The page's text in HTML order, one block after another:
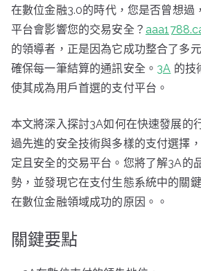
在數位金融3.0的時代，您是否曾想過
平台會影響您的交易安全？
的領導者，正是因為它成功整合了多
確保每一筆結算的通訊安全。 3A 的技
使其成為用戶首選的支付平台。
本文將深入探討3A如何在快速發展的
過先進的安全技術與多樣的支付選擇
定且安全的交易平台。您將了解3A的
勢，並發現它在支付生態系統中的關
在數位金融領域成功的原因。 。
關鍵要點